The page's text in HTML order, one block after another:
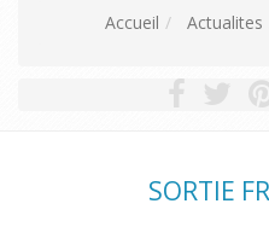
Accueil Actualites
SORTIE